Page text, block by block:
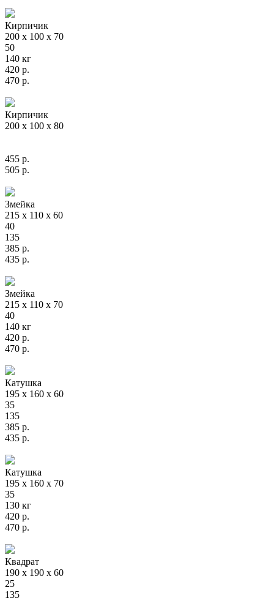
Кирпичик
200 х 100 х 70
50
140 кг
420 р.
470 р.
Кирпичик
200 х 100 х 80
455 р.
505 р.
Змейка
215 х 110 х 60
40
135
385 р.
435 р.
Змейка
215 х 110 х 70
40
140 кг
420 р.
470 р.
Катушка
195 х 160 х 60
35
135
385 р.
435 р.
Катушка
195 х 160 х 70
35
130 кг
420 р.
470 р.
Квадрат
190 х 190 х 60
25
135